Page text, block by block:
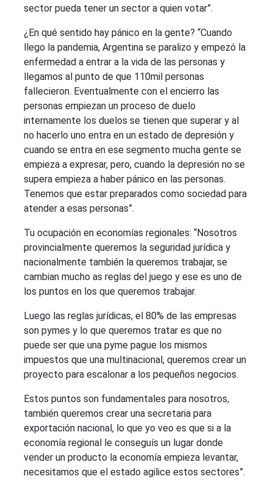
sector pueda tener un sector a quien votar”.
¿En qué sentido hay pánico en la gente? “Cuando
llego la pandemia, Argentina se paralizo y empezó la
enfermedad a entrar a la vida de las personas y
llegamos al punto de que 110mil personas
fallecieron. Eventualmente con el encierro las
personas empiezan un proceso de duelo
internamente los duelos se tienen que superar y al
no hacerlo uno entra en un estado de depresión y
cuando se entra en ese segmento mucha gente se
empieza a expresar, pero, cuando la depresión no se
supera empieza a haber pánico en las personas.
Tenemos que estar preparados como sociedad para
atender a esas personas”.
Tu ocupación en economías regionales: “Nosotros
provincialmente queremos la seguridad jurídica y
nacionalmente también la queremos trabajar, se
cambian mucho as reglas del juego y ese es uno de
los puntos en los que queremos trabajar.
Luego las reglas jurídicas, el 80% de las empresas
son pymes y lo que queremos tratar es que no
puede ser que una pyme pague los mismos
impuestos que una multinacional, queremos crear un
proyecto para escalonar a los pequeños negocios.
Estos puntos son fundamentales para nosotros,
también queremos crear una secretaria para
exportación nacional, lo que yo veo es que si a la
economía regional le conseguís un lugar donde
vender un producto la economía empieza levantar,
necesitamos que el estado agilice estos sectores”.